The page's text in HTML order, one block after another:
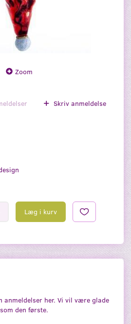
Zoom
Skriv anmeldelse
Læg i kurv
anmeldelser her. Vi vil være glade
den første.